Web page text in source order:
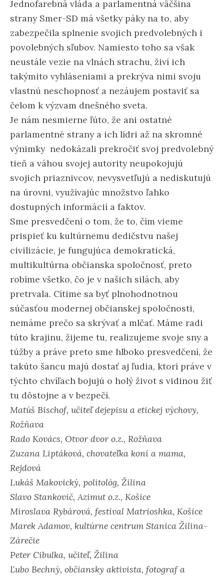
Jednofarebná vláda a parlamentná väčšina
strany Smer-SD má všetky páky na to, aby
zabezpečila splnenie svojich predvolebných i
povolebných sľubov. Namiesto toho sa však
neustále vezie na vlnách strachu, živí ich
takýmito vyhláseniami a prekrýva nimi svoju
vlastnú neschopnosť a nezáujem postaviť sa
čelom k výzvam dnešného sveta.
Je nám nesmierne ľúto, že ani ostatné
parlamentné strany a ich lídri až na skromné
výnimky nedokázali prekročiť svoj predvolebný
tieň a váhou svojej autority neupokojujú
svojich priaznivcov, nevysvetľujú a nediskutujú
na úrovni, využívajúc množstvo ľahko
dostupných informácií a faktov.
Sme presvedčení o tom, že to, čím vieme
prispieť ku kultúrnemu dedičstvu našej
civilizácie, je fungujúca demokratická,
multikultúrna občianska spoločnosť, preto
robíme všetko, čo je v našich silách, aby
pretrvala. Cítime sa byť plnohodnotnou
súčasťou modernej občianskej spoločnosti,
nemáme prečo sa skrývať a mlčať. Máme radi
túto krajinu, žijeme tu, realizujeme svoje sny a
túžby a práve preto sme hlboko presvedčení, že
takúto šancu majú dostať aj ľudia, ktorí práve v
týchto chvíľach bojujú o holý život s vidinou žiť
tu dôstojne a v bezpečí.
Matúš Bischof, učiteľ dejepisu a etickej výchovy,
Rožňava
Rado Kovács, Otvor dvor o.z., Rožňava
Zuzana Liptáková, chovateľka koní a mama,
Rejdová
Lukáš Makovický, politológ, Žilina
Slavo Stankovič, Azimut o.z., Košice
Miroslava Rybárová, festival Matrioshka, Košice
Marek Adamov, kultúrne centrum Stanica Žilina-
Zárečie
Peter Cibulka, učiteľ, Žilina
Ľubo Bechný, občiansky aktivista, fotograf a